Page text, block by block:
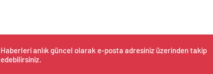
Haberleri anlık güncel olarak e-posta adresiniz üzerinden takip
edebilirsiniz.